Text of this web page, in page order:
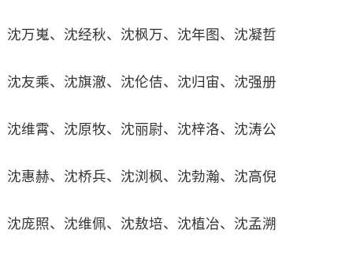
沈万嵬、沈经秋、沈枫万、沈年图、沈凝哲
沈友乘、沈旗澈、沈伦佶、沈归宙、沈强册
沈维霄、沈原牧、沈丽尉、沈梓洛、沈涛公
沈惠赫、沈桥兵、沈浏枫、沈勃瀚、沈高倪
沈庞照、沈维佩、沈敖培、沈植冶、沈孟溯